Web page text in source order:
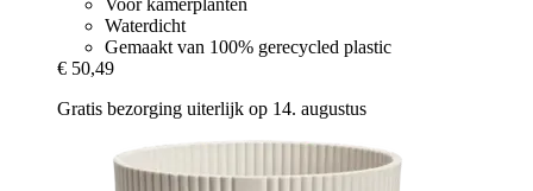
Voor kamerplanten
Waterdicht
Gemaakt van 100% gerecycled plastic
€ 50,49
Gratis bezorging uiterlijk op 14. augustus